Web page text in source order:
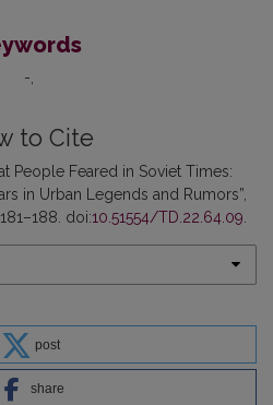
-
to Cite
People Feared in Soviet Times:
in Urban Legends and Rumors”,
doi:10.51554/TD.22.64.09
post
share